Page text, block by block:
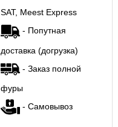
SAT, Meest Express
- Попутная
доставка (догрузка)
- Заказ полной
фуры
- Самовывоз